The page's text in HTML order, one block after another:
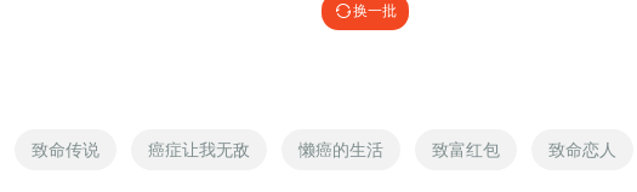
换一批
致命传说 癌症让我无敌 懒癌的生活 致富红包 致命恋人